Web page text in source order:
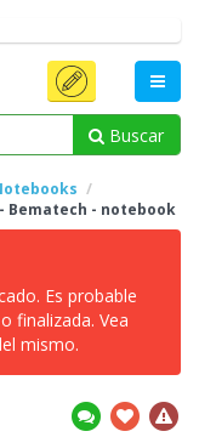
Buscar
- Bematech - notebook
Es probable
finalizada. Vea
mismo.